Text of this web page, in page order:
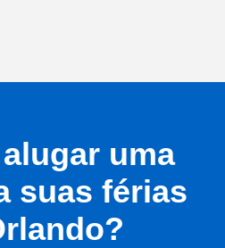
uma
suas férias